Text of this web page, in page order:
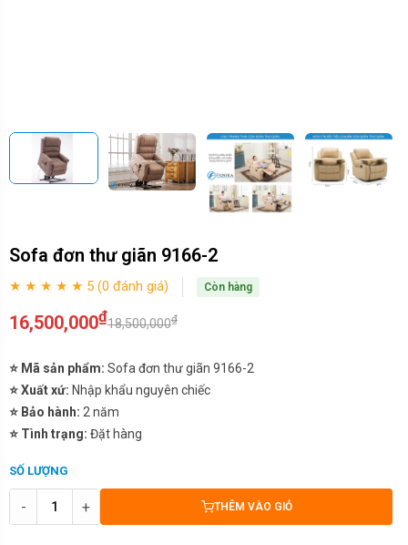
Sofa đơn thư giãn 9166-2
★ ★ ★ ★ ★ 5 (0 đánh giá) Còn hàng
16,500,000₫18,500,000₫
⭐ Mã sản phẩm: Sofa đơn thư giãn 9166-2
⭐ Xuất xứ: Nhập khẩu nguyên chiếc
⭐ Bảo hành: 2 năm
⭐ Tình trạng: Đặt hàng
SỐ LƯỢNG
- + THÊM VÀO GIỎ